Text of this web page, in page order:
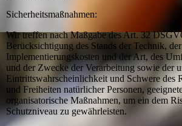
Sicherheitsmaßnahmen:
Wir treffen nach Maßgabe des Art. 32
Berücksichtigung des Stands der Technik, der
Implementierungskosten und der Art, des
und der Zwecke der Verarbeitung sowie der
Eintrittswahrscheinlichkeit und Schwere des
und Freiheiten natürlicher Personen,
organisatorische Maßnahmen, um ein dem
Schutzniveau zu gewährleisten.